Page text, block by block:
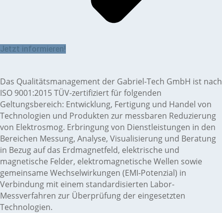
Jetzt informieren!
Das Qualitätsmanagement der Gabriel-Tech GmbH ist nach
ISO 9001:2015 TÜV-zertifiziert für folgenden
Geltungsbereich: Entwicklung, Fertigung und Handel von
Technologien und Produkten zur messbaren Reduzierung
von Elektrosmog. Erbringung von Dienstleistungen in den
Bereichen Messung, Analyse, Visualisierung und Beratung
in Bezug auf das Erdmagnetfeld, elektrische und
magnetische Felder, elektromagnetische Wellen sowie
gemeinsame Wechselwirkungen (EMI-Potenzial) in
Verbindung mit einem standardisierten Labor-
Messverfahren zur Überprüfung der eingesetzten
Technologien.